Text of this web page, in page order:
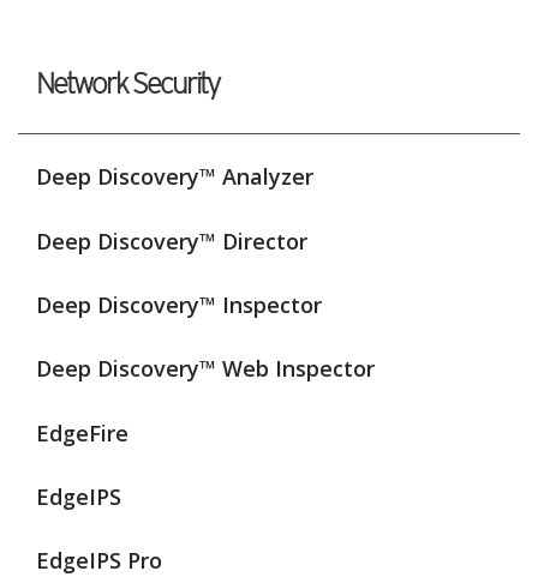
Network Security
Deep Discovery™ Analyzer
Deep Discovery™ Director
Deep Discovery™ Inspector
Deep Discovery™ Web Inspector
EdgeFire
EdgeIPS
EdgeIPS Pro